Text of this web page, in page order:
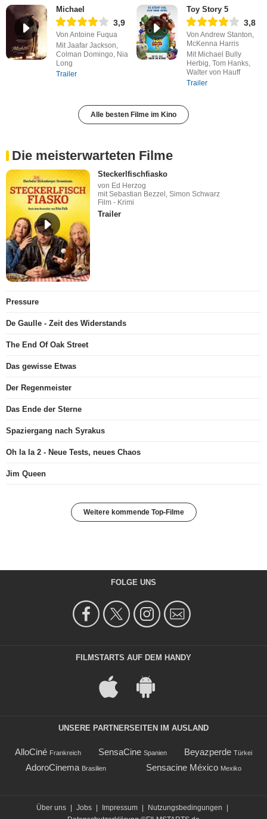
Michael
3,9
Von Antoine Fuqua
Mit Jaafar Jackson,
Colman Domingo, Nia
Long
Trailer
Toy Story 5
3,8
Von Andrew Stanton,
McKenna Harris
Mit Michael Bully
Herbig, Tom Hanks,
Walter von Hauff
Trailer
Alle besten Filme im Kino
Die meisterwarteten Filme
Steckerlfischfiasko
von Ed Herzog
mit Sebastian Bezzel, Simon Schwarz
Film - Krimi
Trailer
Pressure
De Gaulle - Zeit des Widerstands
The End Of Oak Street
Das gewisse Etwas
Der Regenmeister
Das Ende der Sterne
Spaziergang nach Syrakus
Oh la la 2 - Neue Tests, neues Chaos
Jim Queen
Weitere kommende Top-Filme
FOLGE UNS
FILMSTARTS AUF DEM HANDY
UNSERE PARTNERSEITEN IM AUSLAND
AlloCiné Frankreich SensaCine Spanien Beyazperde Türkei
AdoroCinema Brasilien Sensacine México Mexiko
Über uns Jobs Impressum Nutzungsbedingungen